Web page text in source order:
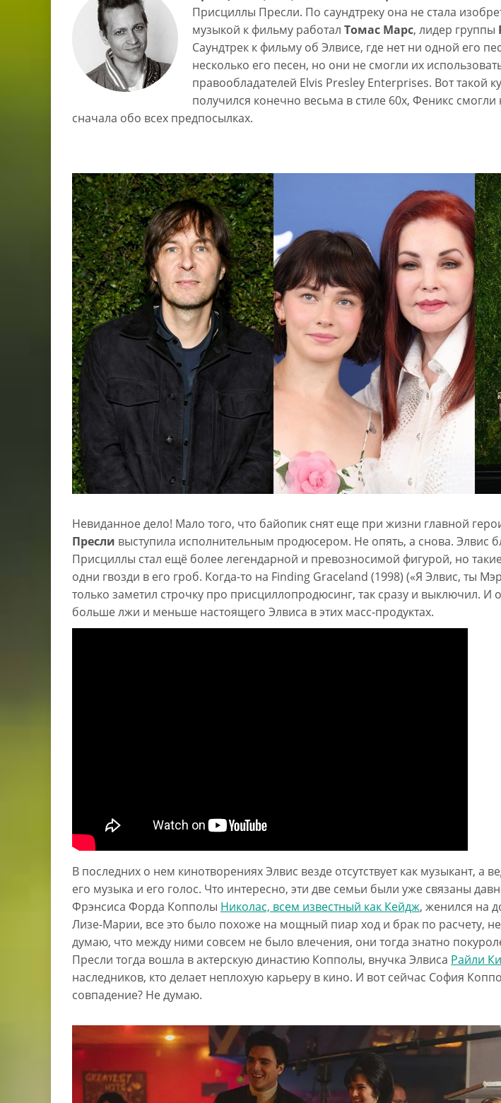
Присциллы Пресли. По саундтреку она не стала
музыкой к фильму работал Томас Марс, лидер группы
Саундтрек к фильму об Элвисе, где нет ни одной его
несколько его песен, но они не смогли их
правообладателей Elvis Presley Enterprises. Вот такой
получился конечно весьма в стиле 60х, Феникс
сначала обо всех предпосылках.
Невиданное дело! Мало того, что байопик снят еще при жизни главной
Пресли выступила исполнительным продюсером. Не опять, а снова. Элвис
Присциллы стал ещё более легендарной и превозносимой фигурой, но
одни гвозди в его гроб. Когда-то на Finding Graceland (1998) («Я Элвис, ты
только заметил строчку про присциллопродюсинг, так сразу и выключил.
больше лжи и меньше настоящего Элвиса в этих масс-продуктах.
В последних о нем кинотворениях Элвис везде отсутствует как музыкант, а
его музыка и его голос. Что интересно, эти две семьи были уже связаны
Фрэнсиса Форда Копполы Николас, всем известный как Кейдж, женился на
Лизе-Марии, все это было похоже на мощный пиар ход и брак по расчету,
думаю, что между ними совсем не было влечения, они тогда знатно
Пресли тогда вошла в актерскую династию Копполы, внучка Элвиса Райли
наследников, кто делает неплохую карьеру в кино. И вот сейчас София
совпадение? Не думаю.